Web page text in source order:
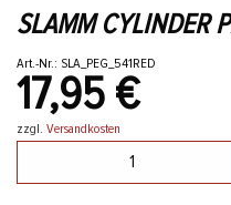
SLAMM CYLINDER
Art.-Nr.: SLA_PEG_541RED
17,95 €
zzgl. Versandkosten